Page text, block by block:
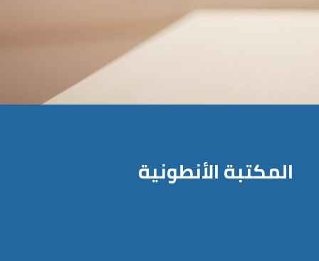
المكتبة الأنطونية